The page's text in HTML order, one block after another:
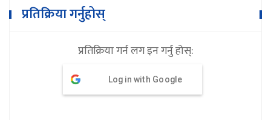
प्रतिक्रिया गर्नुहोस्
प्रतिक्रिया गर्न लग इन गर्नु होस्:
Log in with Google